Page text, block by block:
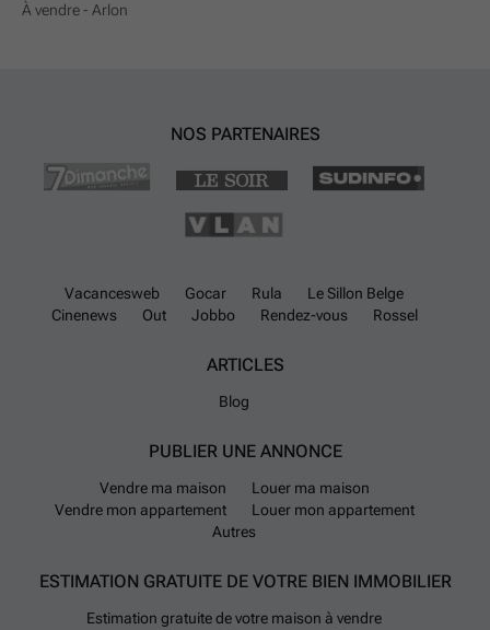
À vendre - Arlon
NOS PARTENAIRES
Vacancesweb Gocar Rula
Le Sillon Belge
Cinenews
Out Jobbo Rendez-vous Rossel
ARTICLES
Blog
PUBLIER UNE ANNONCE
Vendre ma maison
Louer ma maison
Vendre mon appartement
Louer mon appartement
Autres
ESTIMATION GRATUITE DE VOTRE BIEN IMMOBILIER
Estimation gratuite de votre maison à vendre